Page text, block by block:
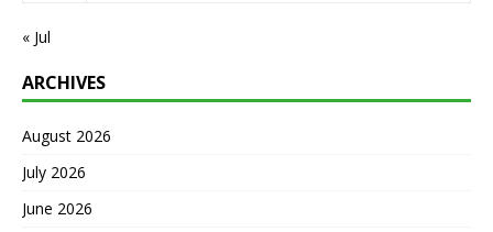
« Jul
ARCHIVES
August 2026
July 2026
June 2026